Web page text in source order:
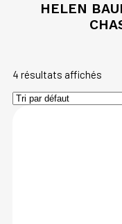
HELEN
4 résultats affichés